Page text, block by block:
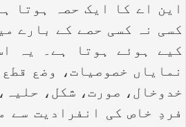
این اے کا ایک حصہ ہوتا
کسی نہ کسی حصے کے بارے
کیے ہوئے ہوتا ہے۔ یہ
نمایاں خصوصیات، وضع
خدوخال، صورت، شکل،
فردِ خاص کی انفرادیت سے